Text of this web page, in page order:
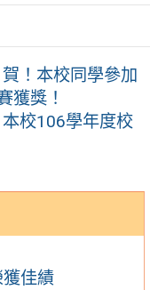
佳績
賀！本校同學參加
獲獎！
本校106學年度校